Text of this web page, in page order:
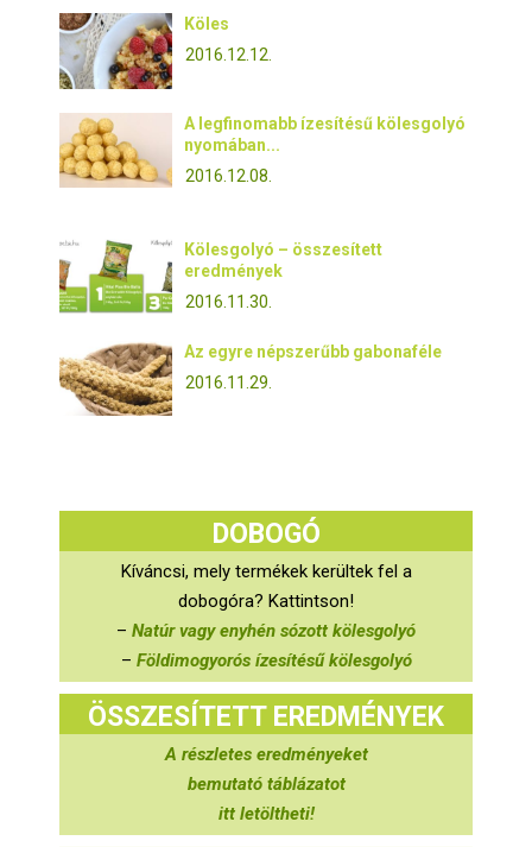
Köles
2016.12.12.
A legfinomabb ízesítésű kölesgolyó
nyomában...
2016.12.08.
Kölesgolyó – összesített
eredmények
2016.11.30.
Az egyre népszerűbb gabonaféle
2016.11.29.
DOBOGÓ
Kíváncsi, mely termékek kerültek fel a
dobogóra? Kattintson!
– Natúr vagy enyhén sózott kölesgolyó
– Földimogyorós ízesítésű kölesgolyó
ÖSSZESÍTETT EREDMÉNYEK
A részletes eredményeket
bemutató táblázatot
itt letöltheti!